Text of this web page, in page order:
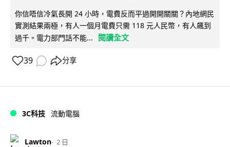
你信唔信冷氣長開 24 小時，電費反而平過開開關關？內地網民
實測結果兩極，有人一個月電費只需 118 元人民幣，有人飆到
過千。電力部門話不能...
閱讀全文
39 分享
3C科技 流動電腦
Lawton 2 日